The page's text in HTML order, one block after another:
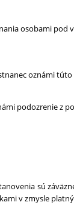
osobami pod
oznámi
podozrenie z
sú
v zmysle